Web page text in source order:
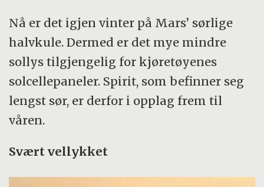
Nå er det igjen vinter på Mars’ sørlige
halvkule. Dermed er det mye mindre
sollys tilgjengelig for kjøretøyenes
solcellepaneler. Spirit, som befinner seg
lengst sør, er derfor i opplag frem til
våren.
Svært vellykket